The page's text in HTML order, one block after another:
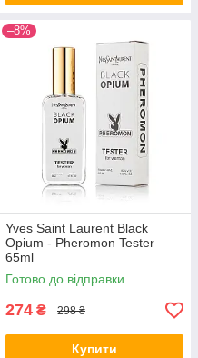
–8%
Yves Saint Laurent Black
Opium - Pheromon Tester
65ml
Готово до відправки
274 ₴ 298 ₴
Купити